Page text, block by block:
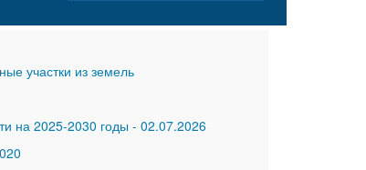
участки из земель
на 2025-2030 годы - 02.07.2026